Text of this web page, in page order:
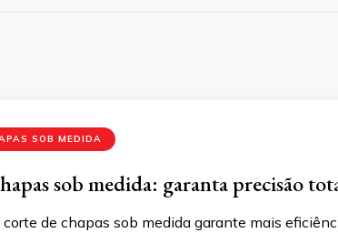
SOB MEDIDA
sob medida: garanta precisão
de chapas sob medida garante mais